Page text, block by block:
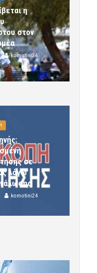
η
στον
komotini24
σε
λόγω
komotini24